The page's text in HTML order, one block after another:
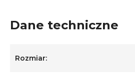
Dane techniczne
Rozmiar: